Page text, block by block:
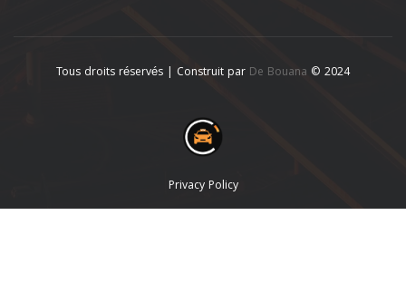
Tous droits réservés | Construit par De Bouana © 2024
Privacy Policy